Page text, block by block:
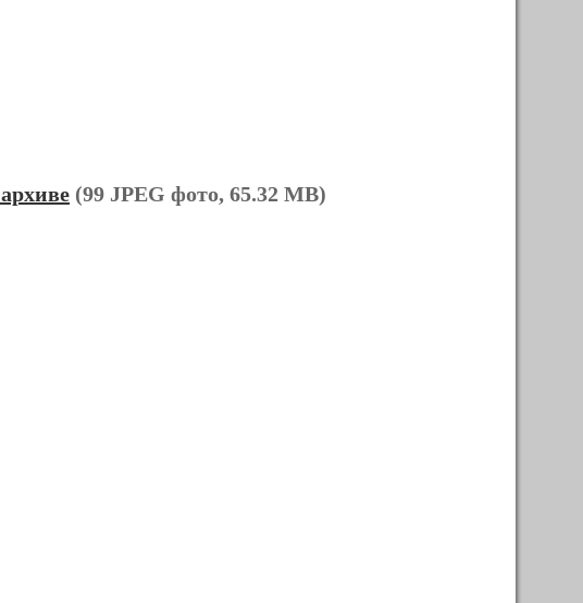
(99 JPEG фото, 65.32 MB)